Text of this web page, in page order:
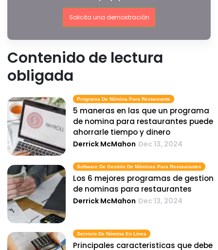
Solicita una demostración
Contenido de lectura
obligada
Programa De Nómina Para Restaurante
5 maneras en las que un programa
de nomina para restaurantes puede
ahorrarle tiempo y dinero
Derrick McMahon Dec 13, 2024
Software De Gestión De Nóminas Para Restaurantes
Los 6 mejores programas de gestion
de nominas para restaurantes
Derrick McMahon Dec 13, 2024
Servicio De Nómina En Línea
Principales caracteristicas que debe